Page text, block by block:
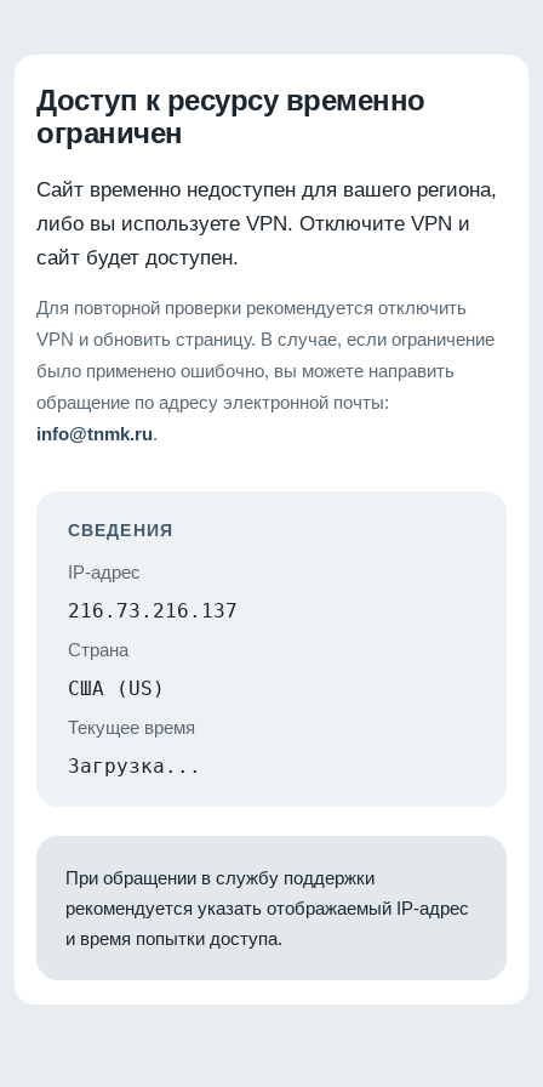
Доступ к ресурсу временно
ограничен
Сайт временно недоступен для вашего региона,
либо вы используете VPN. Отключите VPN и
сайт будет доступен.
Для повторной проверки рекомендуется отключить
VPN и обновить страницу. В случае, если ограничение
было применено ошибочно, вы можете направить
обращение по адресу электронной почты:
info@tnmk.ru.
СВЕДЕНИЯ
IP-адрес
216.73.216.137
Страна
США (US)
Текущее время
Загрузка...
При обращении в службу поддержки
рекомендуется указать отображаемый IP-адрес
и время попытки доступа.